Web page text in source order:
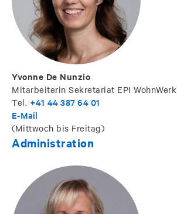
Yvonne De Nunzio
Mitarbeiterin Sekretariat EPI WohnWerk
Tel. +41 44 387 64 01
E-Mail
(Mittwoch bis Freitag)
Administration